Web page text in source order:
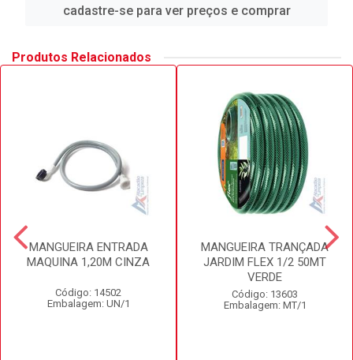
cadastre-se para ver preços e comprar
Produtos Relacionados
MANGUEIRA ENTRADA
MAQUINA 1,20M CINZA
Código: 14502
Embalagem: UN/1
MANGUEIRA TRANÇADA
JARDIM FLEX 1/2 50MT
VERDE
Código: 13603
Embalagem: MT/1